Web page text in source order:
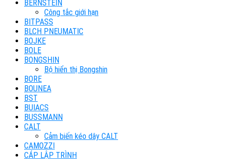
BERNSTEIN
Công tắc giới hạn
BITPASS
BLCH PNEUMATIC
BOJKE
BOLE
BONGSHIN
Bộ hiển thị Bongshin
BORE
BOUNEA
BST
BUIACS
BUSSMANN
CALT
Cảm biến kéo dây CALT
CAMOZZI
CÁP LẬP TRÌNH